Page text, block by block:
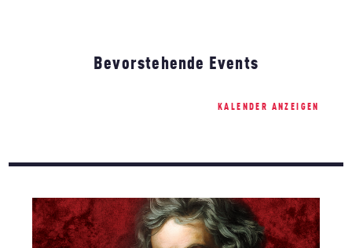
Bevorstehende Events
KALENDER ANZEIGEN